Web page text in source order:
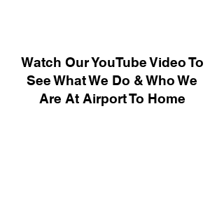
Watch Our YouTube Video To
See What We Do & Who We
Are At Airport To Home